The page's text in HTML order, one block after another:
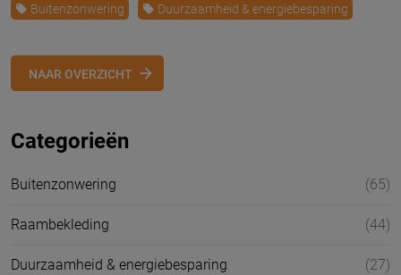
Buitenzonwering Duurzaamheid & energiebesparing
NAAR OVERZICHT
Categorieën
Buitenzonwering (65)
Raambekleding (44)
Duurzaamheid & energiebesparing (27)